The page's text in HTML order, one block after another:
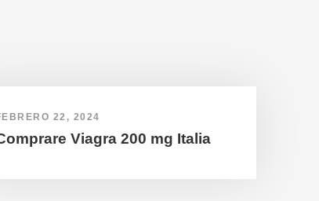
22, 2024
Viagra 200 mg Italia